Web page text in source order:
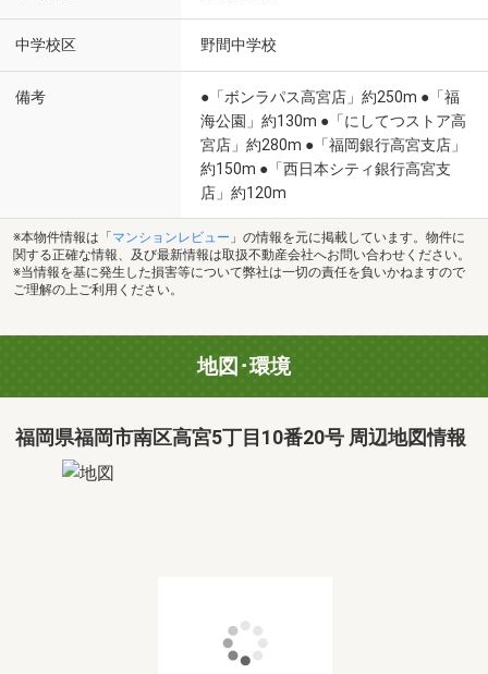
中学校区 野間中学校
備考
●「ボンラパス高宮店」約250m ●「福
海公園」約130m ●「にしてつストア高
宮店」約280m ●「福岡銀行高宮支店」
約150m ●「西日本シティ銀行高宮支
店」約120m
※本物件情報は「 マンションレビュー 」の情報を元に掲載しています。物件に
関する正確な情報、及び最新情報は取扱不動産会社へお問い合わせください。
※当情報を基に発生した損害等について弊社は一切の責任を負いかねますので
ご理解の上ご利用ください。
地図･環境
福岡県福岡市南区高宮5丁目10番20号 周辺地図情報